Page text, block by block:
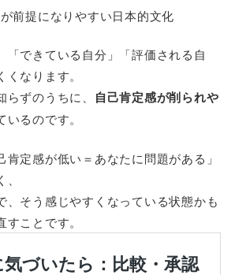
が前提になりやすい日本的文化
「できている自分」「評価される自
なります。
ずのうちに、 自己肯定感が削られや
いるのです。
肯定感が低い＝あなたに問題がある」
、そう感じやすくなっている状態かも
ことです。